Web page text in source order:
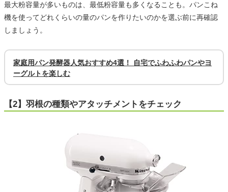
最大粉容量が多いものは、最低粉容量も多くなることも。パンこね
機を使ってどれくらいの量のパンを作りたいのかを選ぶ前に再確認
しましょう。
家庭用パン発酵器人気おすすめ4選！ 自宅でふわふわパンやヨ
ーグルトを楽しむ
【2】羽根の種類やアタッチメントをチェック